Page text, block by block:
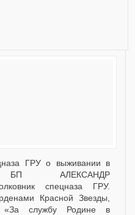
БП АЛЕКСАНДР
спецназа ГРУ.
Красной Звезды,
«За службу Родине в